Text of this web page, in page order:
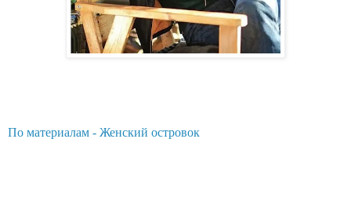
По материалам - Женский островок